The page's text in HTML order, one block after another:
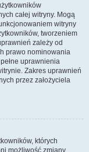
całej witryny. Mogą
witryny
tworzeniem
zależy od
prawo nominowania
uprawnienia
Zakres uprawnień
przez założyciela
których
możliwość zmiany